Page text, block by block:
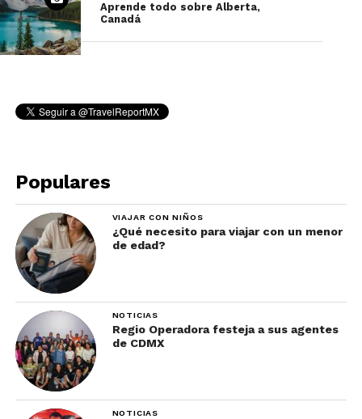
Aprende todo sobre Alberta,
Canadá
Populares
VIAJAR CON NIÑOS
¿Qué necesito para viajar con un menor
de edad?
NOTICIAS
Regio Operadora festeja a sus agentes
de CDMX
NOTICIAS